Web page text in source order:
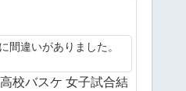
間違いがありました。
校バスケ 女子試合結